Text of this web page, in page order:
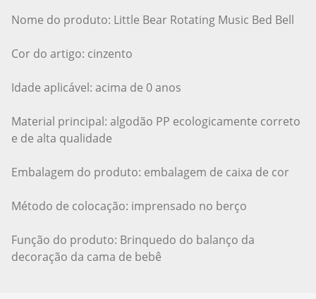
Nome do produto: Little Bear Rotating Music Bed Bell
Cor do artigo: cinzento
Idade aplicável: acima de 0 anos
Material principal: algodão PP ecologicamente correto
e de alta qualidade
Embalagem do produto: embalagem de caixa de cor
Método de colocação: imprensado no berço
Função do produto: Brinquedo do balanço da
decoração da cama de bebê